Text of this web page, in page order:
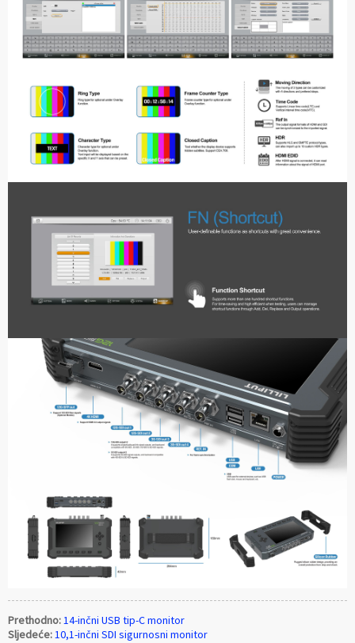
Prethodno:14-inčni USB tip-C monitor
Sljedeće:10,1-inčni SDI sigurnosni monitor